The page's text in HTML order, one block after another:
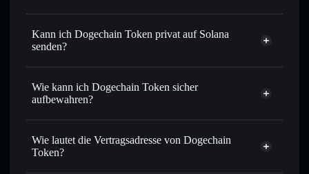
Dogechain Token
Solflare-Wallet
Sofort tauschen– handle DC gegen SOL, USDC oder
Tausende anderer Solana-Tokens mit intelligentem Order
Zielkurs für DC
Durchschnittskosteneffekt nutzen
per Durchschnittskosteneffekt in DC einsteigen
Privat senden– übertrage DC, ohne Wallets öffentlich zu
verknüpfen, mithilfe des in Solflare integrierten Privacy
Kann ich Dogechain Token privat auf Solana
senden?
Privacy
Wie kann ich Dogechain Token sicher
aufbewahren?
Dogechain Token
Wie lautet die Vertragsadresse von Dogechain
Token?